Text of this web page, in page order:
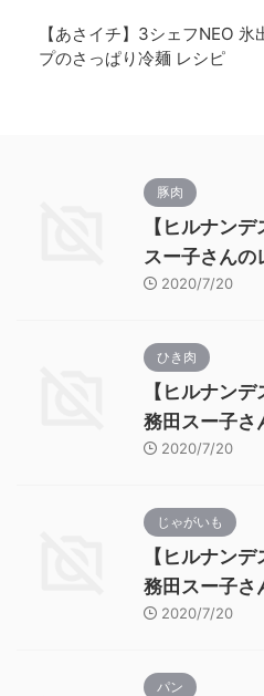
【あさイチ】3シェフNEO 氷
プのさっぱり冷麺 レシピ
豚肉
【ヒルナン
スー子さんの
2020/7/20
ひき肉
【ヒルナン
務田スー子さ
2020/7/20
じゃがいも
【ヒルナン
務田スー子さ
2020/7/20
パン